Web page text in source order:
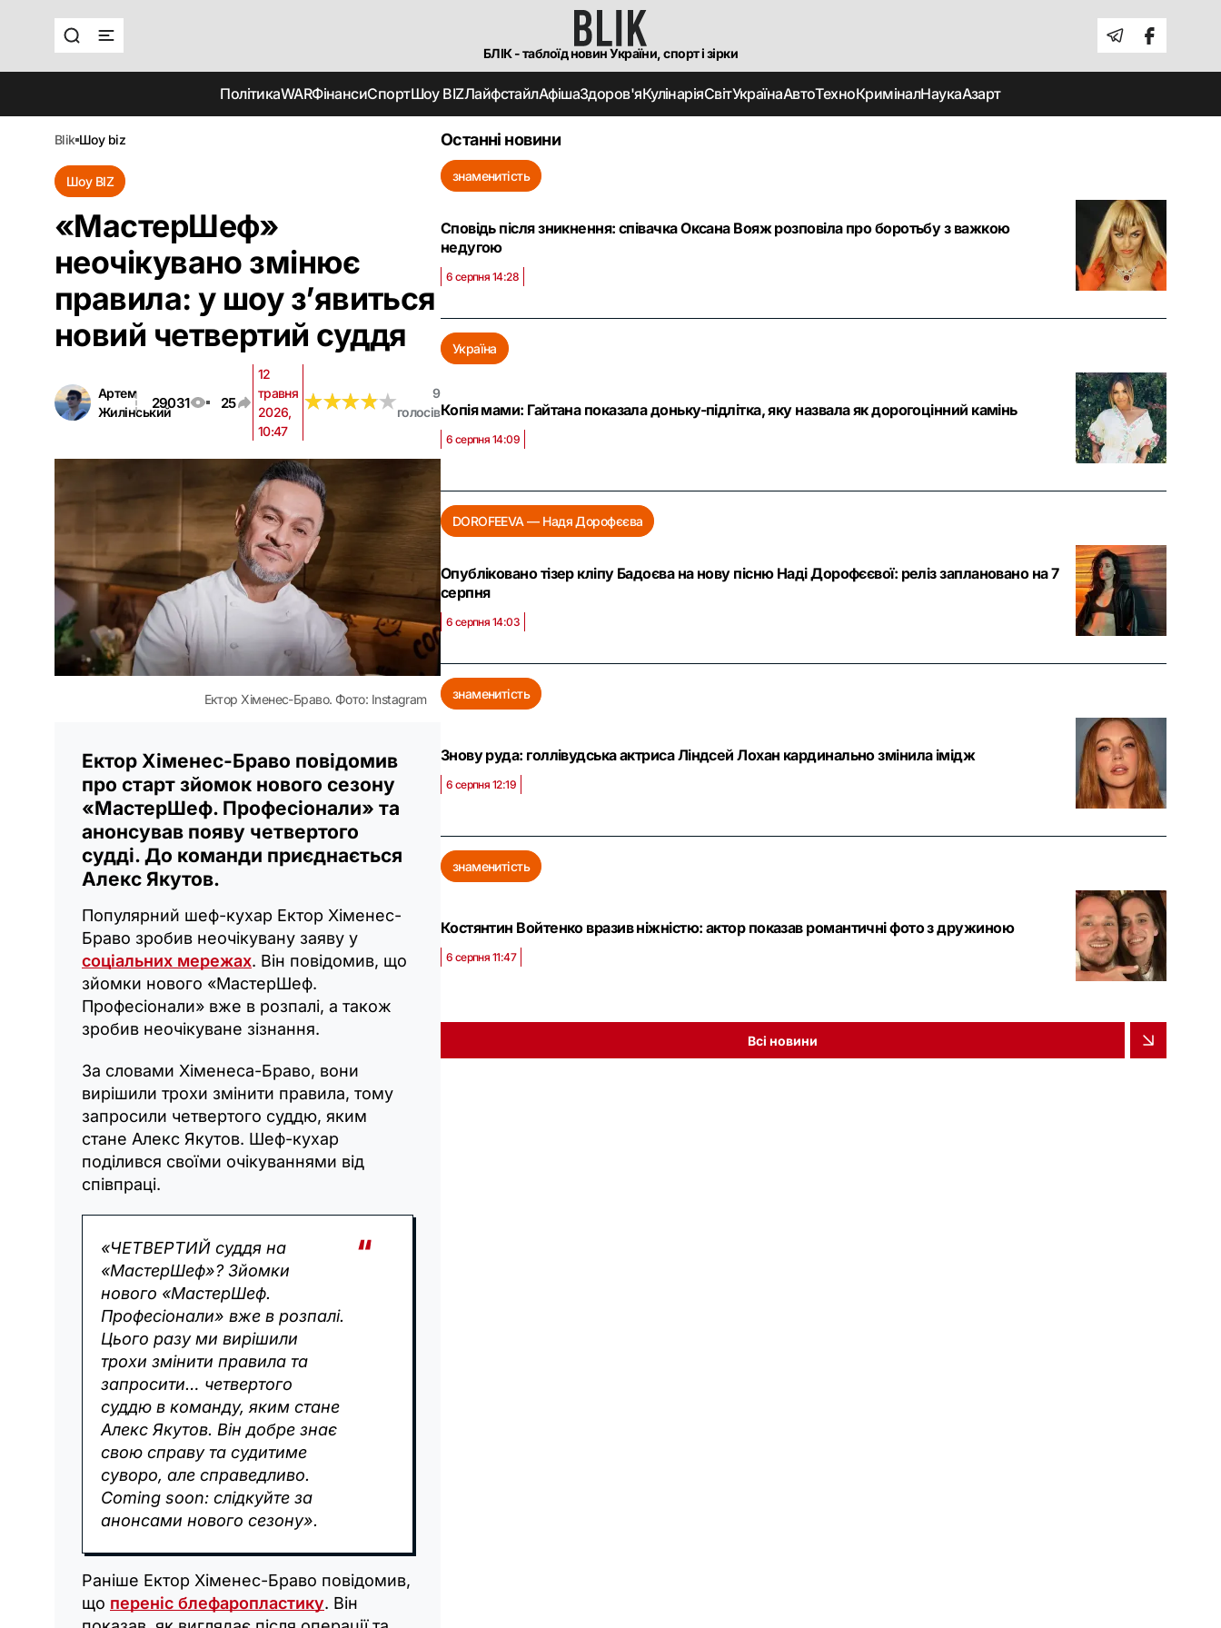
БЛІК - таблоїд новин України, спорт і зірки
ПолітикаWARФінансиСпортШоу BIZЛайфстайлАфішаЗдоров'яКулінаріяСвітУкраїнаАвтоТехноКриміналНаукаАзарт
blik шоу biz
Шоу BIZ
«МастерШеф»
неочікувано змінює
правила: у шоу з’явиться
новий четвертий суддя
Артем
Жилінський
29031 25
12
травня
2026,
10:47
★★★★★
★★★★★
9
голосів
Ектор Хіменес-Браво. Фото: Instagram
Ектор Хіменес-Браво повідомив
про старт зйомок нового сезону
«МастерШеф. Професіонали» та
анонсував появу четвертого
судді. До команди приєднається
Алекс Якутов.
Популярний шеф-кухар Ектор Хіменес-
Браво зробив неочікувану заяву у
соціальних мережах. Він повідомив, що
зйомки нового «МастерШеф.
Професіонали» вже в розпалі, а також
зробив неочікуване зізнання.
За словами Хіменеса-Браво, вони
вирішили трохи змінити правила, тому
запросили четвертого суддю, яким
стане Алекс Якутов. Шеф-кухар
поділився своїми очікуваннями від
співпраці.
«ЧЕТВЕРТИЙ суддя на
«МастерШеф»? Зйомки
нового «МастерШеф.
Професіонали» вже в розпалі.
Цього разу ми вирішили
трохи змінити правила та
запросити… четвертого
суддю в команду, яким стане
Алекс Якутов. Він добре знає
свою справу та судитиме
суворо, але справедливо.
Coming soon: слідкуйте за
анонсами нового сезону».
Раніше Ектор Хіменес-Браво повідомив,
що переніс блефаропластику. Він
Останні новини
знаменитість
Сповідь після зникнення: співачка Оксана Вояж розповіла про боротьбу з важкою
недугою
6 серпня 14:28
Україна
Копія мами: Гайтана показала доньку-підлітка, яку назвала як дорогоцінний камінь
6 серпня 14:09
DOROFEEVA — Надя Дорофєєва
Опубліковано тізер кліпу Бадоєва на нову пісню Наді Дорофєєвої: реліз заплановано на 7
серпня
6 серпня 14:03
знаменитість
Знову руда: голлівудська актриса Ліндсей Лохан кардинально змінила імідж
6 серпня 12:19
знаменитість
Костянтин Войтенко вразив ніжністю: актор показав романтичні фото з дружиною
6 серпня 11:47
Всі новини